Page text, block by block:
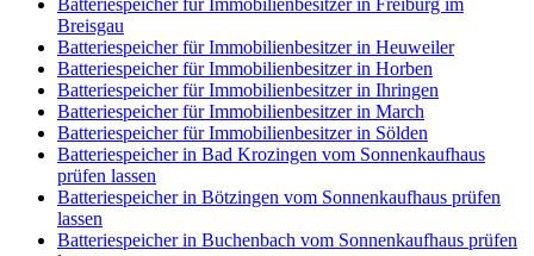
Batteriespeicher für Immobilienbesitzer in Freiburg im
Breisgau
Batteriespeicher für Immobilienbesitzer in Heuweiler
Batteriespeicher für Immobilienbesitzer in Horben
Batteriespeicher für Immobilienbesitzer in Ihringen
Batteriespeicher für Immobilienbesitzer in March
Batteriespeicher für Immobilienbesitzer in Sölden
Batteriespeicher in Bad Krozingen vom Sonnenkaufhaus
prüfen lassen
Batteriespeicher in Bötzingen vom Sonnenkaufhaus prüfen
lassen
Batteriespeicher in Buchenbach vom Sonnenkaufhaus prüfen